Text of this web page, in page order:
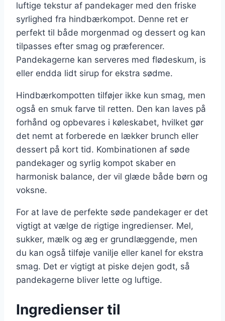
luftige tekstur af pandekager med den friske
syrlighed fra hindbærkompot. Denne ret er
perfekt til både morgenmad og dessert og kan
tilpasses efter smag og præferencer.
Pandekagerne kan serveres med flødeskum, is
eller endda lidt sirup for ekstra sødme.
Hindbærkompotten tilføjer ikke kun smag, men
også en smuk farve til retten. Den kan laves på
forhånd og opbevares i køleskabet, hvilket gør
det nemt at forberede en lækker brunch eller
dessert på kort tid. Kombinationen af søde
pandekager og syrlig kompot skaber en
harmonisk balance, der vil glæde både børn og
voksne.
For at lave de perfekte søde pandekager er det
vigtigt at vælge de rigtige ingredienser. Mel,
sukker, mælk og æg er grundlæggende, men
du kan også tilføje vanilje eller kanel for ekstra
smag. Det er vigtigt at piske dejen godt, så
pandekagerne bliver lette og luftige.
Ingredienser til